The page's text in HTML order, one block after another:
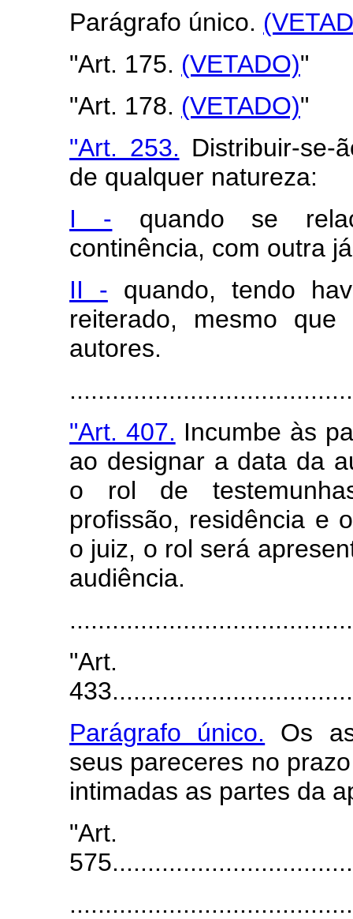
Parágrafo único.
"Art. 175. (VETADO)"
"Art. 178. (VETADO)"
"Art. 253. Distribuir-se-
de qualquer natureza:
I - quando se
continência, com outra
II - quando, tendo
reiterado, mesmo
autores.
"Art. 407. Incumbe às
ao designar a data da
o rol de
profissão, residência e
o juiz, o rol será
audiência.
"Art.
Parágrafo único. Os
seus pareceres no
intimadas as partes da
"Art.